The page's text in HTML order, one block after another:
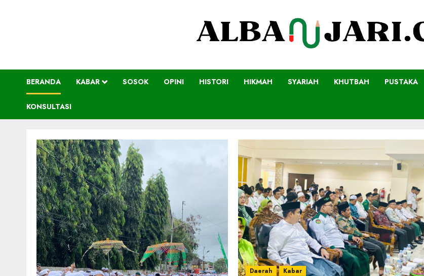
BERANDA KABAR SOSOK OPINI HISTORI HIKMAH SYARIAH KHUTBAH PUSTAKA
KONSULTASI
Daerah Kabar